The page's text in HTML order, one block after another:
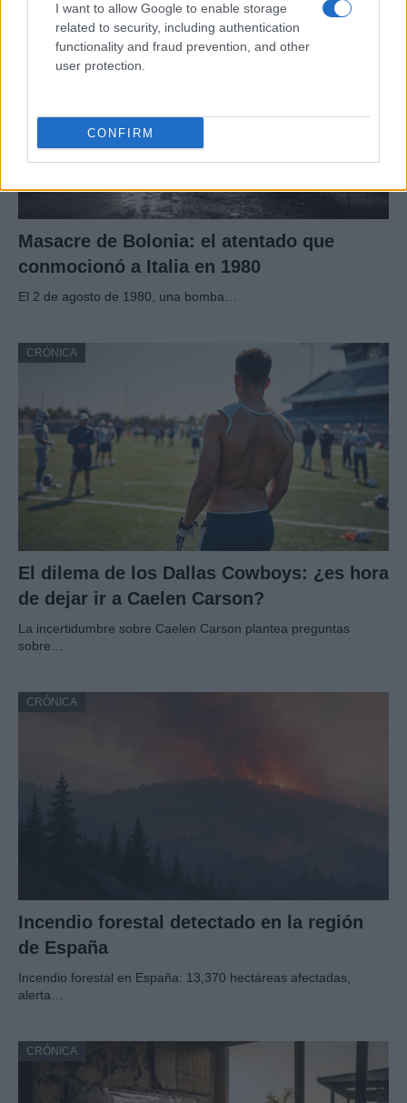
I want to allow Google to enable storage
related to security, including authentication
functionality and fraud prevention, and other
user protection.
CONFIRM
CRÓNICA
Masacre de Bolonia: el atentado que
conmocionó a Italia en 1980
El 2 de agosto de 1980, una bomba…
CRÓNICA
El dilema de los Dallas Cowboys: ¿es hora
de dejar ir a Caelen Carson?
La incertidumbre sobre Caelen Carson plantea preguntas
sobre…
CRÓNICA
Incendio forestal detectado en la región
de España
Incendio forestal en España: 13,370 hectáreas afectadas,
alerta…
CRÓNICA